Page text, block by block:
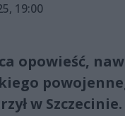
19:00
opowieść,
w Szczecinie.